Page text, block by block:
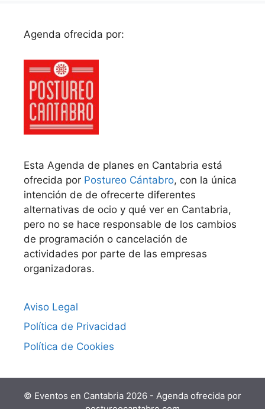
Agenda ofrecida por:
Esta Agenda de planes en Cantabria está
ofrecida por Postureo Cántabro, con la única
intención de de ofrecerte diferentes
alternativas de ocio y qué ver en Cantabria,
pero no se hace responsable de los cambios
de programación o cancelación de
actividades por parte de las empresas
organizadoras.
Aviso Legal
Política de Privacidad
Política de Cookies
© Eventos en Cantabria 2026 - Agenda ofrecida por